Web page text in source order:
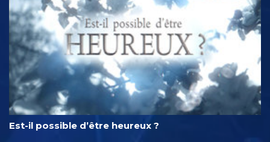
Est-il possible d’être heureux ?